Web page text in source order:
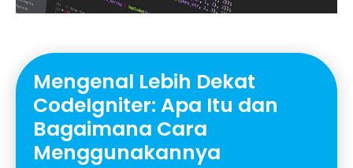
Mengenal Lebih Dekat
CodeIgniter: Apa Itu dan
Bagaimana Cara
Menggunakannya